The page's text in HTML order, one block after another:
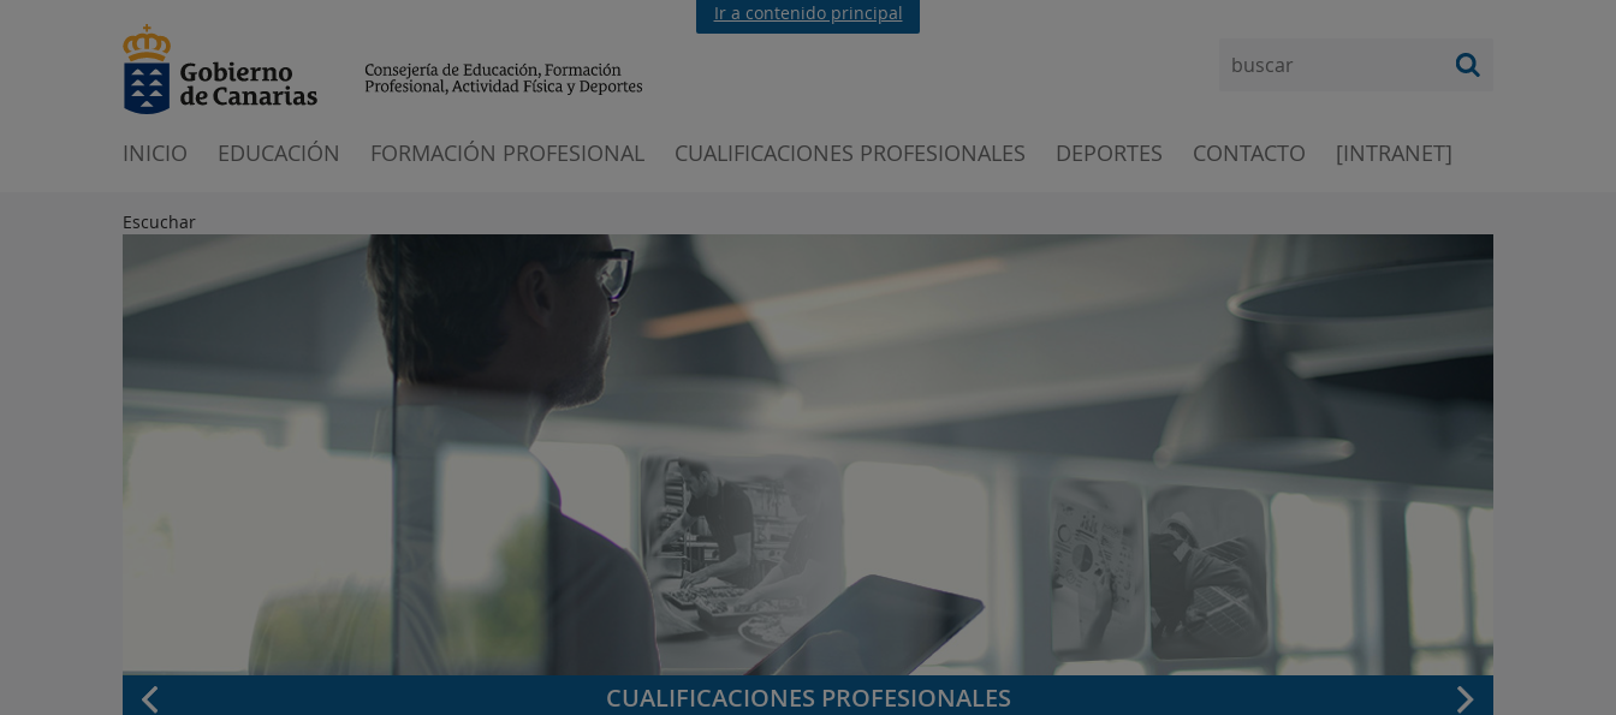
Ir a contenido principal
INICIO EDUCACIÓN FORMACIÓN PROFESIONAL CUALIFICACIONES PROFESIONALES DEPORTES CONTACTO [INTRANET]
Escuchar
CUALIFICACIONES PROFESIONALES